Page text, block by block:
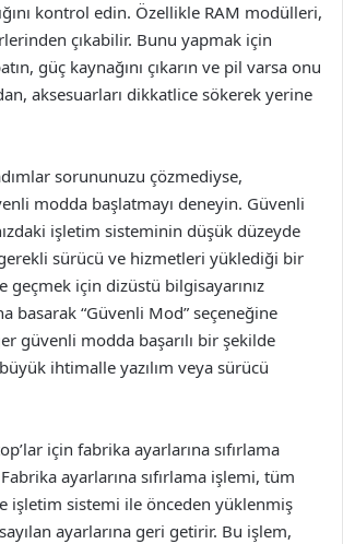
kontrol edin. Özellikle RAM modülleri,
çıkabilir. Bunu yapmak için
güç kaynağını çıkarın ve pil varsa onu
aksesuarları dikkatlice sökerek yerine
sorununuzu çözmediyse,
modda başlatmayı deneyin. Güvenli
işletim sisteminin düşük düzeyde
sürücü ve hizmetleri yüklediği bir
geçmek için dizüstü bilgisayarınız
basarak “Güvenli Mod” seçeneğine
güvenli modda başarılı bir şekilde
ihtimalle yazılım veya sürücü
için fabrika ayarlarına sıfırlama
ayarlarına sıfırlama işlemi, tüm
işletim sistemi ile önceden yüklenmiş
ayarlarına geri getirir. Bu işlem,